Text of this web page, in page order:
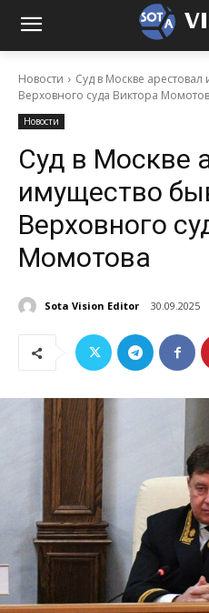
Новости
Суд в Москве
Верховного суда Виктора
Новости
Суд в Москве
имущество
Верховного
Момотова
Sota Vision Editor 30.09.2025